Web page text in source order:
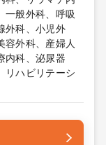
一般外科、呼吸
外科、小児外
容外科、産婦人
内科、泌尿器
リハビリテーシ